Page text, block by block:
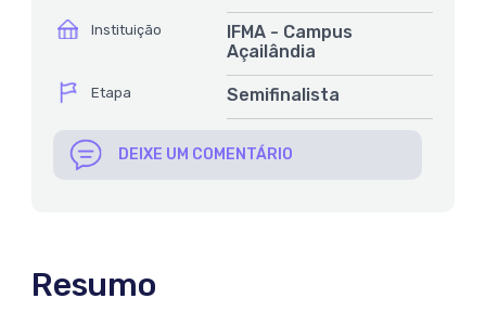
íconeInstituição
IFMA - Campus
Açailândia
íconeEtapa Semifinalista
DEIXE UM COMENTÁRIO
Resumo